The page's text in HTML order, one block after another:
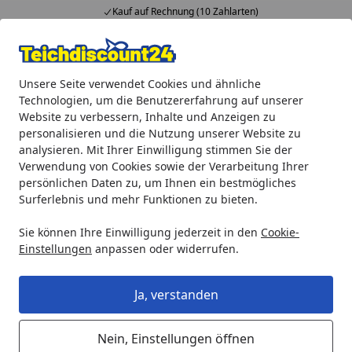
Unsere Seite verwendet Cookies und ähnliche
Technologien, um die Benutzererfahrung auf unserer
Website zu verbessern, Inhalte und Anzeigen zu
personalisieren und die Nutzung unserer Website zu
analysieren. Mit Ihrer Einwilligung stimmen Sie der
Verwendung von Cookies sowie der Verarbeitung Ihrer
persönlichen Daten zu, um Ihnen ein bestmögliches
Surferlebnis und mehr Funktionen zu bieten.
Sie können Ihre Einwilligung jederzeit in den Cookie-
Einstellungen anpassen oder widerrufen.
Ja, verstanden
Nein, Einstellungen öffnen
Kauf auf Rechnung (10 Zahlarten)
Alle Produkte
Mein Konto
Suchen
Startseite
Oase Ablaufdichtung für Biotec 5.1 / 10.1 SH60 (26209)
Oase Ablaufdichtung für Biotec 5.1 /
10.1 SH60 (26209)